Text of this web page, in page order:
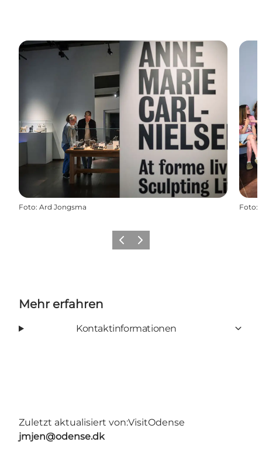
Foto: Ard Jongsma Foto:
ZurückWeiter
Mehr erfahren
Kontaktinformationen
Zuletzt aktualisiert von:VisitOdense
jmjen@odense.dk